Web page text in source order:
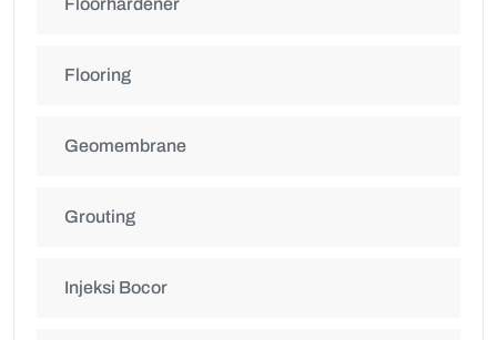
Floorhardener
Flooring
Geomembrane
Grouting
Injeksi Bocor